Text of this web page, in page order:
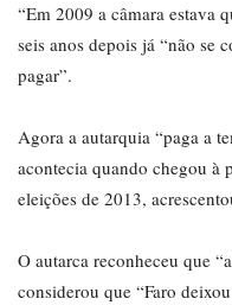
“Em 2009 a câmara estava
seis anos depois já “não se
pagar”.
Agora a autarquia “paga a
acontecia quando chegou à
eleições de 2013,
O autarca reconheceu que
considerou que “Faro